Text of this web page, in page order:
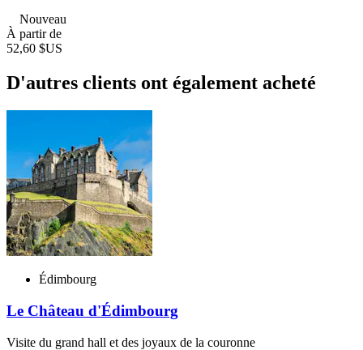
Nouveau
À partir de
52,60 $US
D'autres clients ont également acheté
Édimbourg
Le Château d'Édimbourg
Visite du grand hall et des joyaux de la couronne